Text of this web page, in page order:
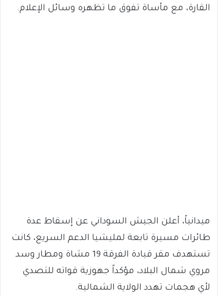
القارة، مع مأساة تفوق ما تظهره وسائل الإعلام.
ميدانياً، أعلن الجيش السوداني عن إسقاط عدة
طائرات مسيرة تابعة لمليشيا الدعم السريع، كانت
تستهدف مقر قيادة الفرقة 19 مشاة ومطار وسد
مروي شمال البلاد، مؤكداً جهوزية قواته للتصدي
لأي هجمات تهدد الولاية الشمالية.